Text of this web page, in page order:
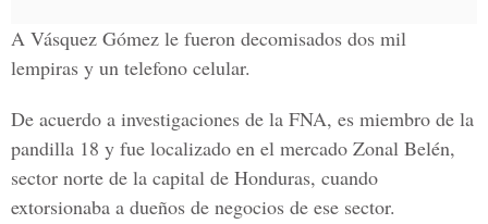
A Vásquez Gómez le fueron decomisados dos mil
lempiras y un telefono celular.
De acuerdo a investigaciones de la FNA, es miembro de la
pandilla 18 y fue localizado en el mercado Zonal Belén,
sector norte de la capital de Honduras, cuando
extorsionaba a dueños de negocios de ese sector.